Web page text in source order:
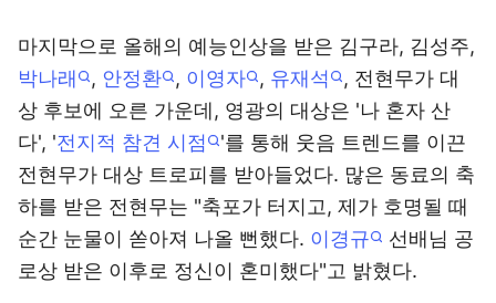
마지막으로 올해의 예능인상을 받은 김구라, 김성주,
박나래
, 안정환 , 이영자 , 유재석
, 전현무가 대
상 후보에 오른 가운데, 영광의 대상은 '나 혼자 산
다', '전지적 참견 시점
'를 통해 웃음 트렌드를 이끈
전현무가 대상 트로피를 받아들었다. 많은 동료의 축
하를 받은 전현무는 "축포가 터지고, 제가 호명될 때
순간 눈물이 쏟아져 나올 뻔했다. 이경규
선배님 공
로상 받은 이후로 정신이 혼미했다"고 밝혔다.